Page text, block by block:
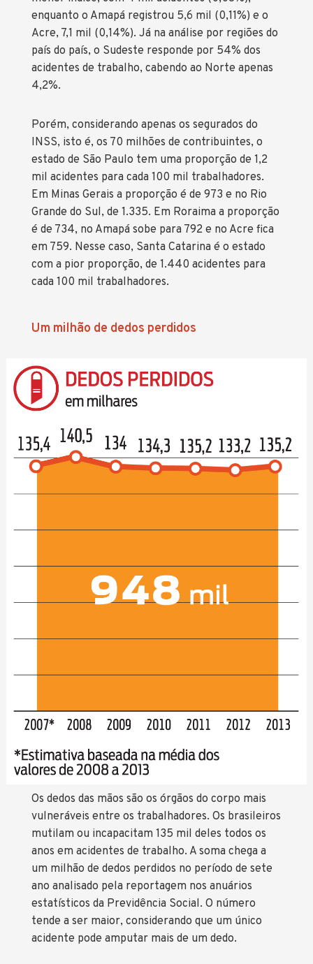
enquanto o Amapá registrou 5,6 mil (0,11%) e o
Acre, 7,1 mil (0,14%). Já na análise por regiões do
país do país, o Sudeste responde por 54% dos
acidentes de trabalho, cabendo ao Norte apenas
4,2%.
Porém, considerando apenas os segurados do
INSS, isto é, os 70 milhões de contribuintes, o
estado de São Paulo tem uma proporção de 1,2
mil acidentes para cada 100 mil trabalhadores.
Em Minas Gerais a proporção é de 973 e no Rio
Grande do Sul, de 1.335. Em Roraima a proporção
é de 734, no Amapá sobe para 792 e no Acre fica
em 759. Nesse caso, Santa Catarina é o estado
com a pior proporção, de 1.440 acidentes para
cada 100 mil trabalhadores.
Um milhão de dedos perdidos
Os dedos das mãos são os órgãos do corpo mais
vulneráveis entre os trabalhadores. Os brasileiros
mutilam ou incapacitam 135 mil deles todos os
anos em acidentes de trabalho. A soma chega a
um milhão de dedos perdidos no período de sete
ano analisado pela reportagem nos anuários
estatísticos da Previdência Social. O número
tende a ser maior, considerando que um único
acidente pode amputar mais de um dedo.